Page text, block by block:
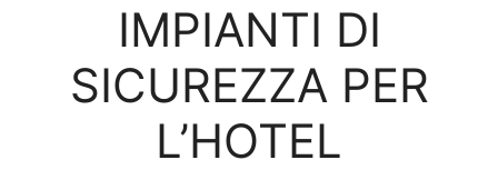
IMPIANTI DI
SICUREZZA PER
L’HOTEL